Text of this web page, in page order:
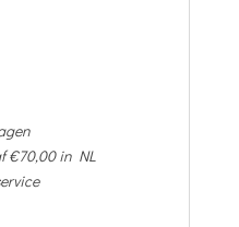
€70,00 in NL